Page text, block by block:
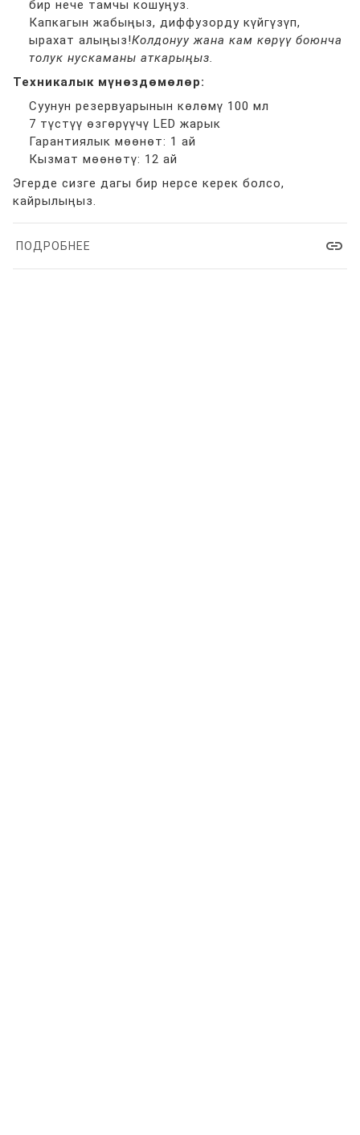
бир нече тамчы кошуңуз.
Капкагын жабыңыз, диффузорду күйгүзүп,
ырахат алыңыз!Колдонуу жана кам көрүү боюнча
толук нускаманы аткарыңыз.
Техникалык мүнөздөмөлөр:
Суунун резервуарынын көлөмү 100 мл
7 түстүү өзгөрүүчү LED жарык
Гарантиялык мөөнөт: 1 ай
Кызмат мөөнөтү: 12 ай
Эгерде сизге дагы бир нерсе керек болсо,
кайрылыңыз.
ПОДРОБНЕЕ link